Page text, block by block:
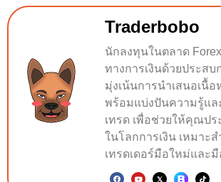
Traderbobo
นักลงทุนในตลาด
ทางการเงินด้วยประส
มุ่งเน้นการนำเสนอเนื้อ
พร้อมแบ่งปันความรู้แล
เทรด เพื่อช่วยให้คุณปร
ในโลกการเงิน เหมาะ
เทรดเดอร์มือใหม่และ